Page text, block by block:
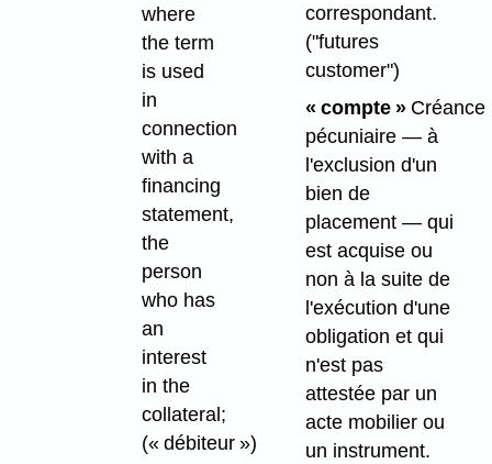
where
the term
is used
in
connection
with a
financing
statement,
the
person
who has
an
interest
in the
collateral;
(« débiteur »)
correspondant.
("futures
customer")
« compte »Créance
pécuniaire — à
l'exclusion d'un
bien de
placement — qui
est acquise ou
non à la suite de
l'exécution d'une
obligation et qui
n'est pas
attestée par un
acte mobilier ou
un instrument.